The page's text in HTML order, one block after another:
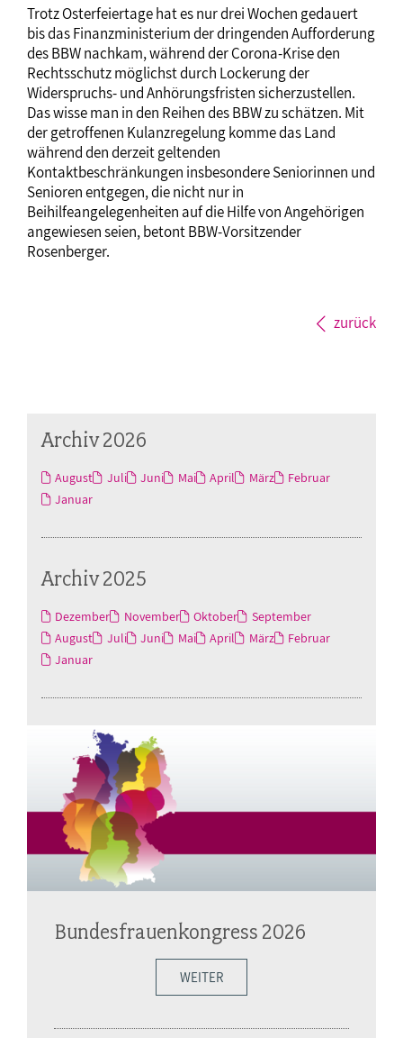
Trotz Osterfeiertage hat es nur drei Wochen gedauert
bis das Finanzministerium der dringenden Aufforderung
des BBW nachkam, während der Corona-Krise den
Rechtsschutz möglichst durch Lockerung der
Widerspruchs- und Anhörungsfristen sicherzustellen.
Das wisse man in den Reihen des BBW zu schätzen. Mit
der getroffenen Kulanzregelung komme das Land
während den derzeit geltenden
Kontaktbeschränkungen insbesondere Seniorinnen und
Senioren entgegen, die nicht nur in
Beihilfeangelegenheiten auf die Hilfe von Angehörigen
angewiesen seien, betont BBW-Vorsitzender
Rosenberger.
zurück
Archiv 2026
August Juli Juni Mai April März
Februar
Januar
Archiv 2025
Dezember November Oktober
September
August
Juli Juni Mai April März
Februar
Januar
Bundesfrauenkongress 2026
WEITER